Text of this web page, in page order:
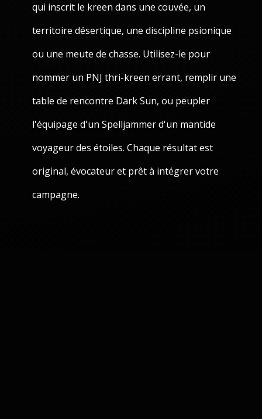
qui inscrit le kreen dans une couvée, un
territoire désertique, une discipline psionique
ou une meute de chasse. Utilisez-le pour
nommer un PNJ thri-kreen errant, remplir une
table de rencontre Dark Sun, ou peupler
l'équipage d'un Spelljammer d'un mantide
voyageur des étoiles. Chaque résultat est
original, évocateur et prêt à intégrer votre
campagne.